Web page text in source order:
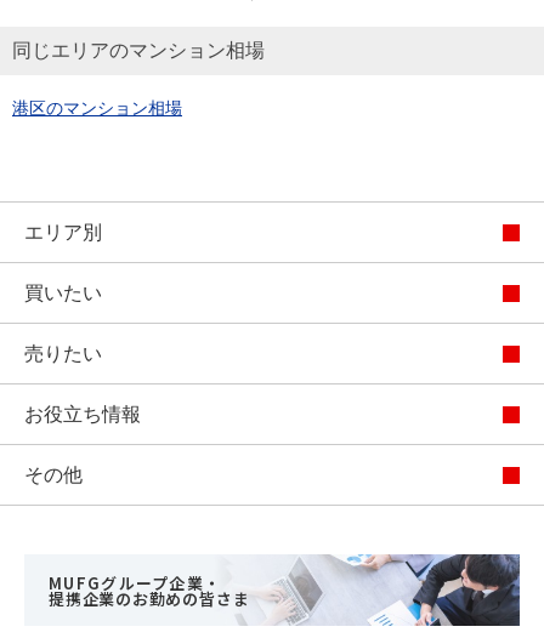
同じエリアのマンション相場
港区のマンション相場
エリア別
買いたい
売りたい
お役立ち情報
その他
MUFGグループ企業・
提携企業のお勤めの皆さま